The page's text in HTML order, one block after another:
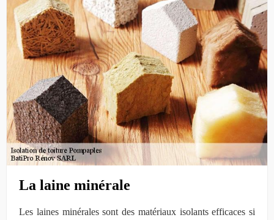
La laine minérale
Les laines minérales sont des matériaux isolants efficaces si